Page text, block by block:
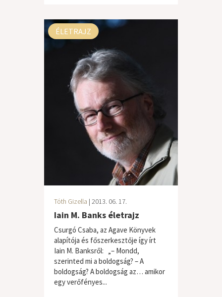
ÉLETRAJZ
Tóth Gizella | 2013. 06. 17.
Iain M. Banks életrajz
Csurgó Csaba, az Agave Könyvek
alapítója és főszerkesztője így írt
Iain M. Banksről: „– Mondd,
szerinted mi a boldogság? – A
boldogság? A boldogság az… amikor
egy verőfényes...